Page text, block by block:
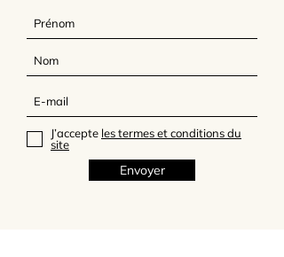
J’accepte les termes et conditions du
site
Envoyer